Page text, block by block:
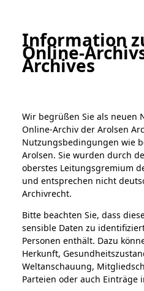
Digital
1.
Inhaftierungsdokumente
5. Verschiedenes
Information
Online-
Archives
Wir begrüßen Sie als neuen
Online-Archiv der Arolsen
Nutzungsbedingungen wie
Arolsen. Sie wurden durch
oberstes Leitungsgremium
und entsprechen nicht
Archivrecht.
Bitte beachten Sie, dass
sensible Daten zu
Personen enthält. Dazu
Herkunft,
Weltanschauung,
Parteien oder auch Einträge